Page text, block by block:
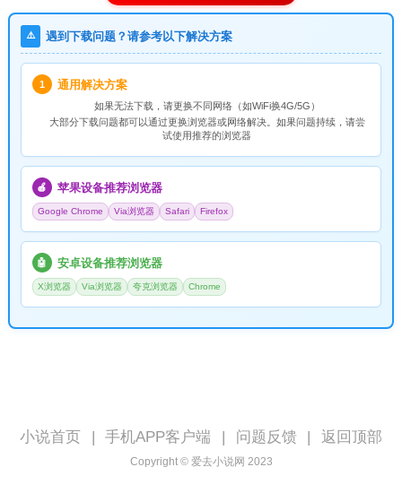
⚠️ 遇到下载问题？请参考以下解决方案
1 通用解决方案
如果无法下载，请更换不同网络（如WiFi换4G/5G）
大部分下载问题都可以通过更换浏览器或网络解决。如果问题持续，请尝
试使用推荐的浏览器
🍎 苹果设备推荐浏览器
Google Chrome Via浏览器 Safari Firefox
🤖 安卓设备推荐浏览器
X浏览器 Via浏览器 夸克浏览器 Chrome
小说首页 手机APP客户端 问题反馈 返回顶部
Copyright © 爱去小说网 2023